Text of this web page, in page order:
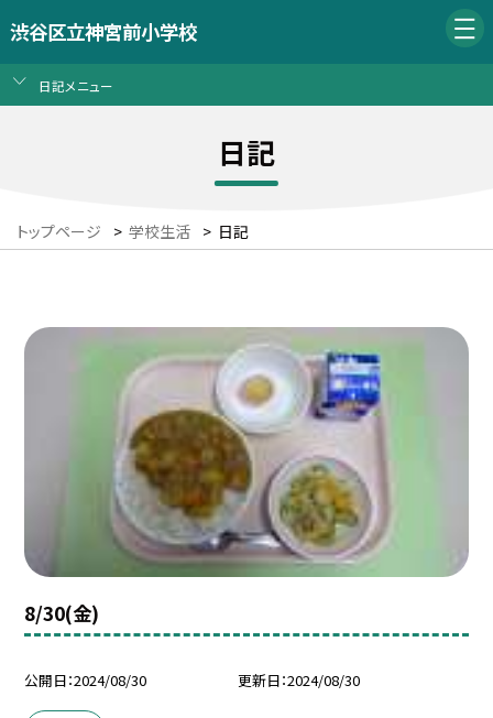
渋谷区立神宮前小学校
日記メニュー
日記
トップページ > 学校生活 > 日記
8/30(金)
公開日 2024/08/30 更新日 2024/08/30